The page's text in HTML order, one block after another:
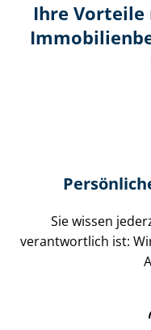
Ihre
Sie wissen
verantwortlich ist: